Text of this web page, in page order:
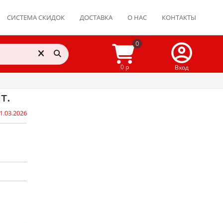
СИСТЕМА СКИДОК ДОСТАВКА О НАС КОНТАКТЫ
0
0 р
Вход